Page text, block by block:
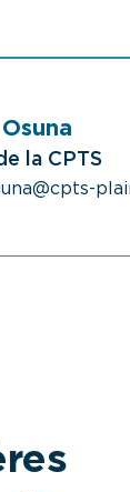
la CPTS